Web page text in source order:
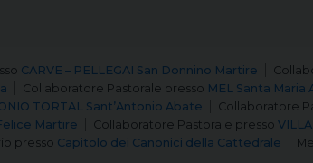
CARVE – PELLEGAI San Donnino Martire
Collaboratore Pastorale presso MEL Santa Maria
TORTAL Sant’Antonio Abate Collaboratore
Martire
Collaboratore Pastorale presso
presso Capitolo dei Canonici della Cattedrale